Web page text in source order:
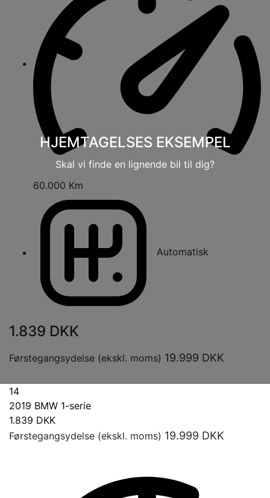
HJEMTAGELSES EKSEMPEL
Skal vi finde en lignende bil til dig?
60.000 Km
Automatisk
1.839 DKK
Førstegangsydelse (ekskl. moms) 19.999 DKK
14
2019 BMW 1-serie
1.839 DKK
Førstegangsydelse (ekskl. moms) 19.999 DKK